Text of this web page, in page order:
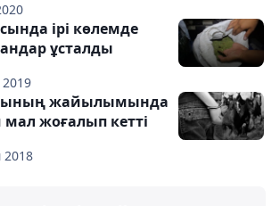
ірі көлемде
ұсталды
2018
жайылымында
мал жоғалып кетті